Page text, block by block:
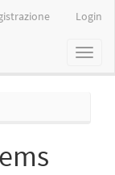
Login
Toggle